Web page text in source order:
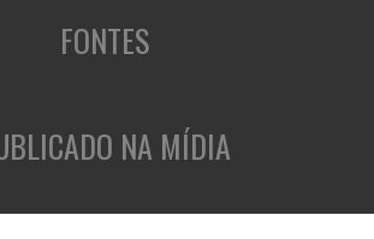
FONTES
NA MÍDIA